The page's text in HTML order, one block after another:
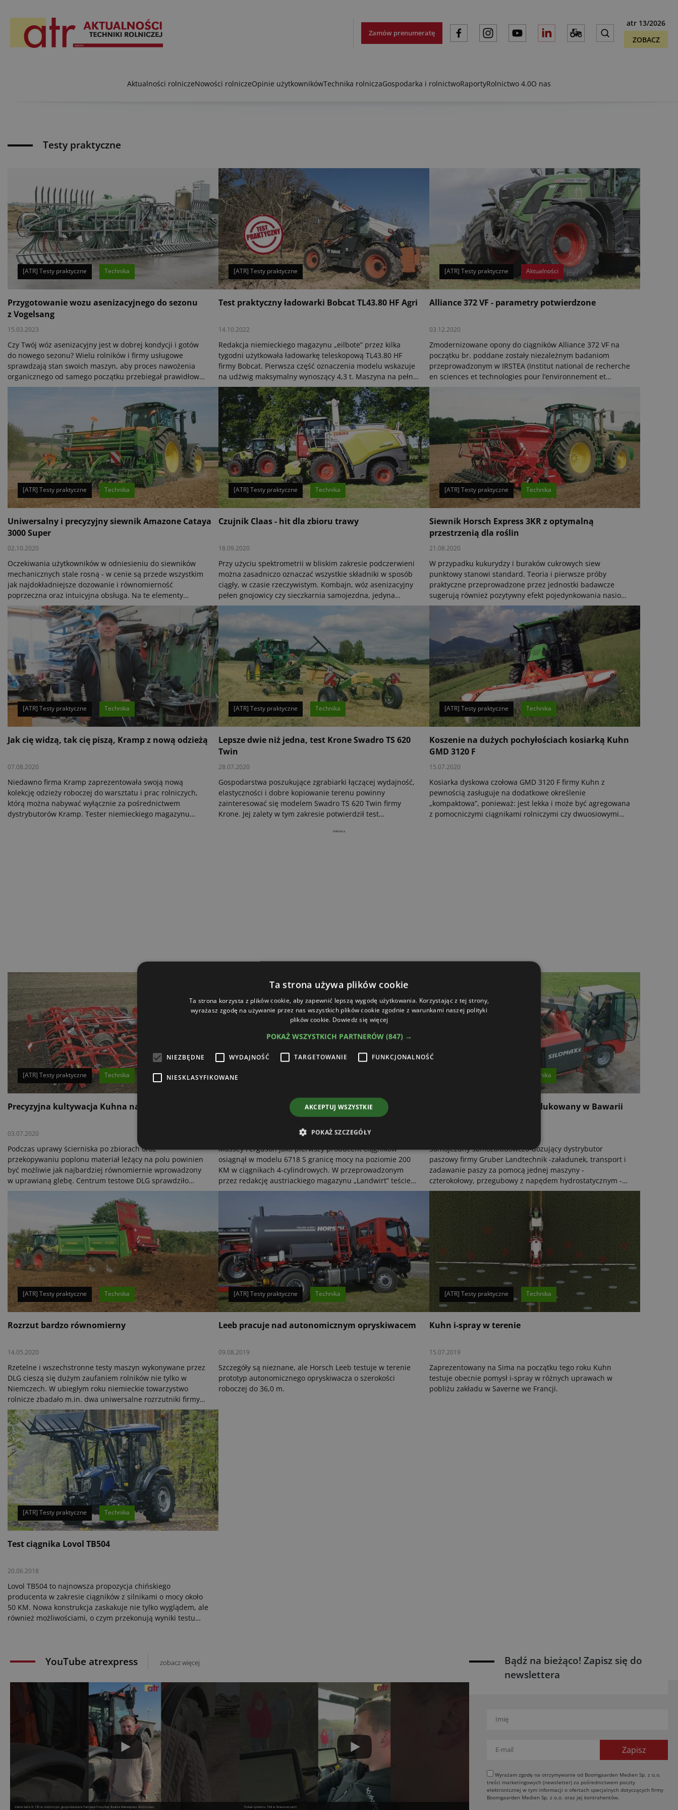
Zamów prenumeratę
atr 13/2026
ZOBACZ
Aktualności rolniczeNowości rolniczeOpinie użytkownikówTechnika rolniczaGospodarka i rolnictwoRaportyRolnictwo 4.0O nas
Testy praktyczne
[ATR] Testy praktyczne Technika
Przygotowanie wozu asenizacyjnego do sezonu
z Vogelsang
15.03.2023
Czy Twój wóz asenizacyjny jest w dobrej kondycji i gotów
do nowego sezonu? Wielu rolników i firmy usługowe
sprawdzają stan swoich maszyn, aby proces nawożenia
organicznego od samego początku przebiegał prawidłowo i
wydajnie. Obok drążków i dźwigni należy sprawdzić też
To właśnie on odpowiada za równomierne rozprowadzenie
gnojowicy po polu. Wysoka dokładność aplikacji zapewnia
równomierne nawożenie, a tym samym jednakowe tempo
wzrostu roślin.
[ATR] Testy praktyczne
Test praktyczny ładowarki Bobcat TL43.80 HF Agri
14.10.2022
Redakcja niemieckiego magazynu „eilbote” przez kilka
tygodni użytkowała ładowarkę teleskopową TL43.80 HF
firmy Bobcat. Pierwsza część oznaczenia modelu wskazuje
na udźwig maksymalny wynoszący 4,3 t. Maszyna na pełną
wysokość podnosi nadal 1,6 t. „80” w nazwie oznacza 8
metrów wysokości podnoszenia, która jest osiągana, gdy
teleskop jest całkowicie podniesiony i rozłożony tuż przed
kabiną.
[ATR] Testy praktyczne Aktualności
Alliance 372 VF - parametry potwierdzone
03.12.2020
Zmodernizowane opony do ciągników Alliance 372 VF na
początku br. poddane zostały niezależnym badaniom
przeprowadzonym w IRSTEA (Institut national de recherche
en sciences et technologies pour l’environnement et
l’agriculture) we Francji.
[ATR] Testy praktyczne Technika
Uniwersalny i precyzyjny siewnik Amazone Cataya
3000 Super
02.10.2020
Oczekiwania użytkowników w odniesieniu do siewników
mechanicznych stale rosną - w cenie są przede wszystkim
jak najdokładniejsze dozowanie i równomierność
poprzeczna oraz intuicyjna obsługa. Na te elementy
spoglądali również pracownicy Ośrodka Testowego DLG,
którzy w sierpniu, wrześniu i październiku 2017 r.
gruntownie przetestowali siewnik mechaniczny firmy
Amazone - Cataya 3000 Super półzawieszany na
kultywatorze wirnikowym KX 3001.
[ATR] Testy praktyczne Technika
Czujnik Claas - hit dla zbioru trawy
18.09.2020
Przy użyciu spektrometrii w bliskim zakresie podczerwieni
można zasadniczo oznaczać wszystkie składniki w sposób
ciągły, w czasie rzeczywistym. Kombajn, wóz asenizacyjny
pełen gnojowicy czy sieczkarnia samojezdna, jedyna
różnica polega na zapisanej krzywej kalibracyjnej. W
przypadku oznaczania zawartości suchej masy w trawie
dobrze sprawdził się czujnik firmy Claas.
[ATR] Testy praktyczne Technika
Siewnik Horsch Express 3KR z optymalną
przestrzenią dla roślin
21.08.2020
W przypadku kukurydzy i buraków cukrowych siew
punktowy stanowi standard. Teoria i pierwsze próby
praktyczne przeprowadzone przez jednostki badawcze
sugerują również pozytywny efekt pojedynkowania nasion
zbóż. Horsch jest jednym z pionierów tej idei. Siewnik
pneumatyczny Express 3KR z opcją o nazwie
SingulerSystem to pierwszy praktyczny system tego typu,
testowany przez DLG.
[ATR] Testy praktyczne Technika
Jak cię widzą, tak cię piszą, Kramp z nową odzieżą
07.08.2020
Niedawno firma Kramp zaprezentowała swoją nową
kolekcję odzieży roboczej do warsztatu i prac rolniczych,
którą można nabywać wyłącznie za pośrednictwem
dystrybutorów Kramp. Tester niemieckiego magazynu
[ATR] Testy praktyczne Technika
Lepsze dwie niż jedna, test Krone Swadro TS 620
Twin
28.07.2020
Gospodarstwa poszukujące zgrabiarki łączącej wydajność,
elastyczności i dobre kopiowanie terenu powinny
zainteresować się modelem Swadro TS 620 Twin firmy
Krone. Jej zalety w tym zakresie potwierdził test
[ATR] Testy praktyczne Technika
Koszenie na dużych pochyłościach kosiarką Kuhn
GMD 3120 F
15.07.2020
Kosiarka dyskowa czołowa GMD 3120 F firmy Kuhn z
pewnością zasługuje na dodatkowe określenie
„kompaktowa”, ponieważ: jest lekka i może być agregowana
z pomocniczymi ciągnikami rolniczymi czy dwuosiowymi
Reklama
[ATR] Testy praktyczne Technika
Precyzyjna kultywacja Kuhna na całej szerokości
03.07.2020
Podczas uprawy ścierniska po zbiorach oraz
przekopywaniu poplonu materiał leżący na polu powinien
być możliwie jak najbardziej równomiernie wprowadzony
w uprawianą glebę. Centrum testowe DLG sprawdziło
działanie lekkiego kultywatora firmy Kuhn w obu tych
[ATR] Testy praktyczne
Kompaktowy osiłek Massey Ferguson 6718 S
Massey Ferguson jako pierwszy producent ciągników
osiągnął w modelu 6718 S granicę mocy na poziomie 200
KM w ciągnikach 4-cylindrowych. W przeprowadzonym
przez redakcję austriackiego magazynu „Landwirt” teście
praktycznym mógł pokazać, co w nim naprawdę tkwi.
Technika
Gruber Landtechnik wyprodukowany w Bawarii
Samojezdny samozaładowczo-dozujący dystrybutor
paszowy firmy Gruber Landtechnik -załadunek, transport i
zadawanie paszy za pomocą jednej maszyny -
czterokołowy, przegubowy z napędem hydrostatycznym -
kompaktowy współpracownik, oszczędza czas pracy i olej
napędowy.
[ATR] Testy praktyczne Technika
Rozrzut bardzo równomierny
14.05.2020
Rzetelne i wszechstronne testy maszyn wykonywane przez
DLG cieszą się dużym zaufaniem rolników nie tylko w
Niemczech. W ubiegłym roku niemieckie towarzystwo
rolnicze zbadało m.in. dwa uniwersalne rozrzutniki firmy
Strautmann pod kątem równomierności rozprowadzania
nawozu organicznego. Testy potwierdziły deklarowaną
przez producenta wysoką jakość pracy obu maszyn.
[ATR] Testy praktyczne Technika
Leeb pracuje nad autonomicznym opryskiwacem
09.08.2019
Szczegóły są nieznane, ale Horsch Leeb testuje w terenie
prototyp autonomicznego opryskiwacza o szerokości
roboczej do 36,0 m.
[ATR] Testy praktyczne Technika
Kuhn i-spray w terenie
15.07.2019
Zaprezentowany na Sima na początku tego roku Kuhn
testuje obecnie pomysł i-spray w różnych uprawach w
pobliżu zakładu w Saverne we Francji.
[ATR] Testy praktyczne Technika
Test ciągnika Lovol TB504
20.06.2018
Lovol TB504 to najnowsza propozycja chińskiego
producenta w zakresie ciągników z silnikami o mocy około
50 KM. Nowa konstrukcja zaskakuje nie tylko wyglądem, ale
również możliwościami, o czym przekonują wyniki testu
YouTube atrexpress zobacz więcej
Valtra Serie N 135 w rodzinnym gospodarstwie Państwa Pszonka! #valtra #atrexpress #rolnictwo Pokaz systemu TIM w Braszowicach!
Bądź na bieżąco! Zapisz się do
newslettera
Wyrażam zgodę na otrzymywanie od Boomgaarden Medien Sp. z o.o.
treści marketingowych (newsletter) za pośrednictwem poczty
elektronicznej w tym informacji o ofertach specjalnych dotyczących firmy
Boomgaarden Medien Sp. z o.o. oraz jej kontrahentów.
Ta strona używa plików cookie
Ta strona korzysta z plików cookie, aby zapewnić lepszą wygodę użytkowania. Korzystając z tej strony,
wyrażasz zgodę na używanie przez nas wszystkich plików cookie zgodnie z warunkami naszej polityki
plików cookie. Dowiedz się więcej
POKAŻ WSZYSTKICH PARTNERÓW (847) →
NIEZBĘDNE WYDAJNOŚĆ TARGETOWANIE FUNKCJONALNOŚĆ
NIESKLASYFIKOWANE
AKCEPTUJ WSZYSTKIE
POKAŻ SZCZEGÓŁY